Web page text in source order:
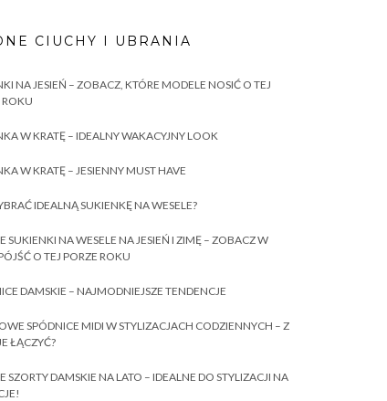
CIUCHY I UBRANIA
NA JESIEŃ – ZOBACZ, KTÓRE MODELE NOSIĆ O TEJ
ROKU
W KRATĘ – IDEALNY WAKACYJNY LOOK
W KRATĘ – JESIENNY MUST HAVE
IDEALNĄ SUKIENKĘ NA WESELE?
SUKIENKI NA WESELE NA JESIEŃ I ZIMĘ – ZOBACZ W
O TEJ PORZE ROKU
DAMSKIE – NAJMODNIEJSZE TENDENCJE
SPÓDNICE MIDI W STYLIZACJACH CODZIENNYCH – Z
ŁĄCZYĆ?
SZORTY DAMSKIE NA LATO – IDEALNE DO STYLIZACJI NA